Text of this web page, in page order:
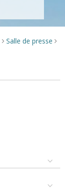
> Salle de presse >